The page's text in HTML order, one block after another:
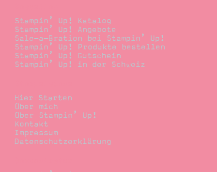
Stampin’ Up! Katalog
Stampin’ Up! Angebote
Sale-a-Bration bei Stampin’ Up!
Stampin’ Up! Produkte bestellen
Stampin’ Up! Gutschein
Stampin’ Up! in der Schweiz
Hier Starten
Über mich
Über Stampin’ Up!
Kontakt
Impressum
Datenschutzerklärung